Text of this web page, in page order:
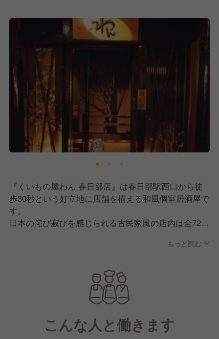
『くいもの屋わん 春日部店』は春日部駅西口から徒
歩30秒という好立地に店舗を構える和風個室居酒屋で
す。
日本の侘び寂びを感じられる古民家風の店内は全72
2名から最大40名まで入る個室を完備しているので普
シーンでご利用いただいます。
料理は居酒屋の定番から、「くいもの屋わん」ならで
はの昔ながらの和食・モダンな創作料理を提供。
店舗ごとで考えたオリジナルメニューもあるので、お
客様がいつ来ても楽しんでいただける豊富なメニュー
もっと読む
こんな人と働きます